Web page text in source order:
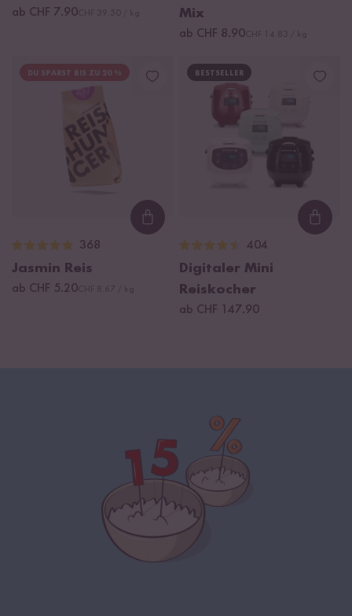
ab CHF 7.90
Mix
ab CHF 8.90
DU SPARST BIS ZU 20 %
Loading...
368
Jasmin Reis
ab CHF 5.20
BESTSELLER
404
Digitaler Mini
Reiskocher
ab CHF 147.90